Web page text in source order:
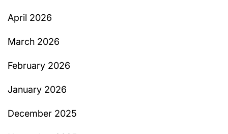
April 2026
March 2026
February 2026
January 2026
December 2025